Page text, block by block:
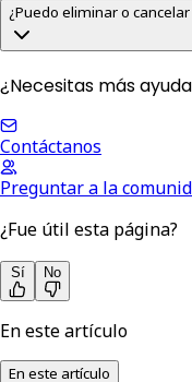
¿Puedo eliminar o
¿Necesitas más
Contáctanos
Preguntar a la
¿Fue útil esta página?
Sí No
En este artículo
En este artículo